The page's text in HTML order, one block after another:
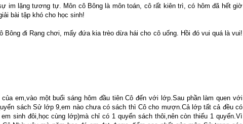
im lặng tương tự. Môn cô Bông là môn toán, cô rất kiên trì, có hôm đã hết giờ
bài tập khó cho học sinh!
Bông đi Rạng chơi, mấy đứa kia trèo dừa hái cho cô uống. Hồi đó vui quá là vui!
em,vào một buổi sáng hôm đầu tiên Cô đến với lớp.Sau phần làm quen với
sách Sử lớp 9,em nào chưa có sách thì Cô cho mượn.Cả lớp tất cả đều có
sinh đôi,học cùng lớp)mà chỉ có 1 quyển sách thôi,nên còn thiếu 1 quyển.Vì